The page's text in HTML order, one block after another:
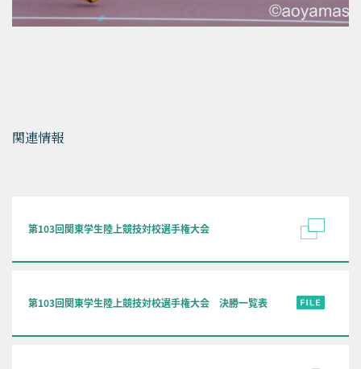
関連情報
第103回関東学生陸上競技対校選手権大会
第103回関東学生陸上競技対校選手権大会 決勝一覧表